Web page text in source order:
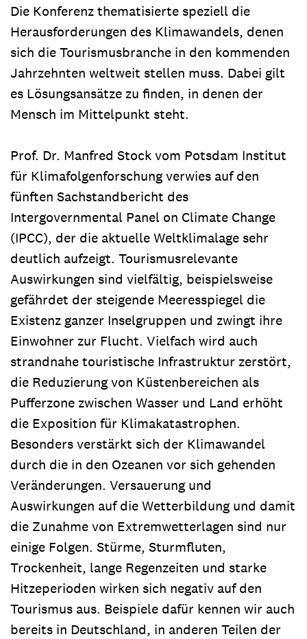
Die Konferenz thematisierte speziell die
Herausforderungen des Klimawandels, denen
sich die Tourismusbranche in den kommenden
Jahrzehnten weltweit stellen muss. Dabei gilt
es Lösungsansätze zu finden, in denen der
Mensch im Mittelpunkt steht.
Prof. Dr. Manfred Stock vom Potsdam Institut
für Klimafolgenforschung verwies auf den
fünften Sachstandbericht des
Intergovernmental Panel on Climate Change
(IPCC), der die aktuelle Weltklimalage sehr
deutlich aufzeigt. Tourismusrelevante
Auswirkungen sind vielfältig, beispielsweise
gefährdet der steigende Meeresspiegel die
Existenz ganzer Inselgruppen und zwingt ihre
Einwohner zur Flucht. Vielfach wird auch
strandnahe touristische Infrastruktur zerstört,
die Reduzierung von Küstenbereichen als
Pufferzone zwischen Wasser und Land erhöht
die Exposition für Klimakatastrophen.
Besonders verstärkt sich der Klimawandel
durch die in den Ozeanen vor sich gehenden
Veränderungen. Versauerung und
Auswirkungen auf die Wetterbildung und damit
die Zunahme von Extremwetterlagen sind nur
einige Folgen. Stürme, Sturmfluten,
Trockenheit, lange Regenzeiten und starke
Hitzeperioden wirken sich negativ auf den
Tourismus aus. Beispiele dafür kennen wir auch
bereits in Deutschland, in anderen Teilen der